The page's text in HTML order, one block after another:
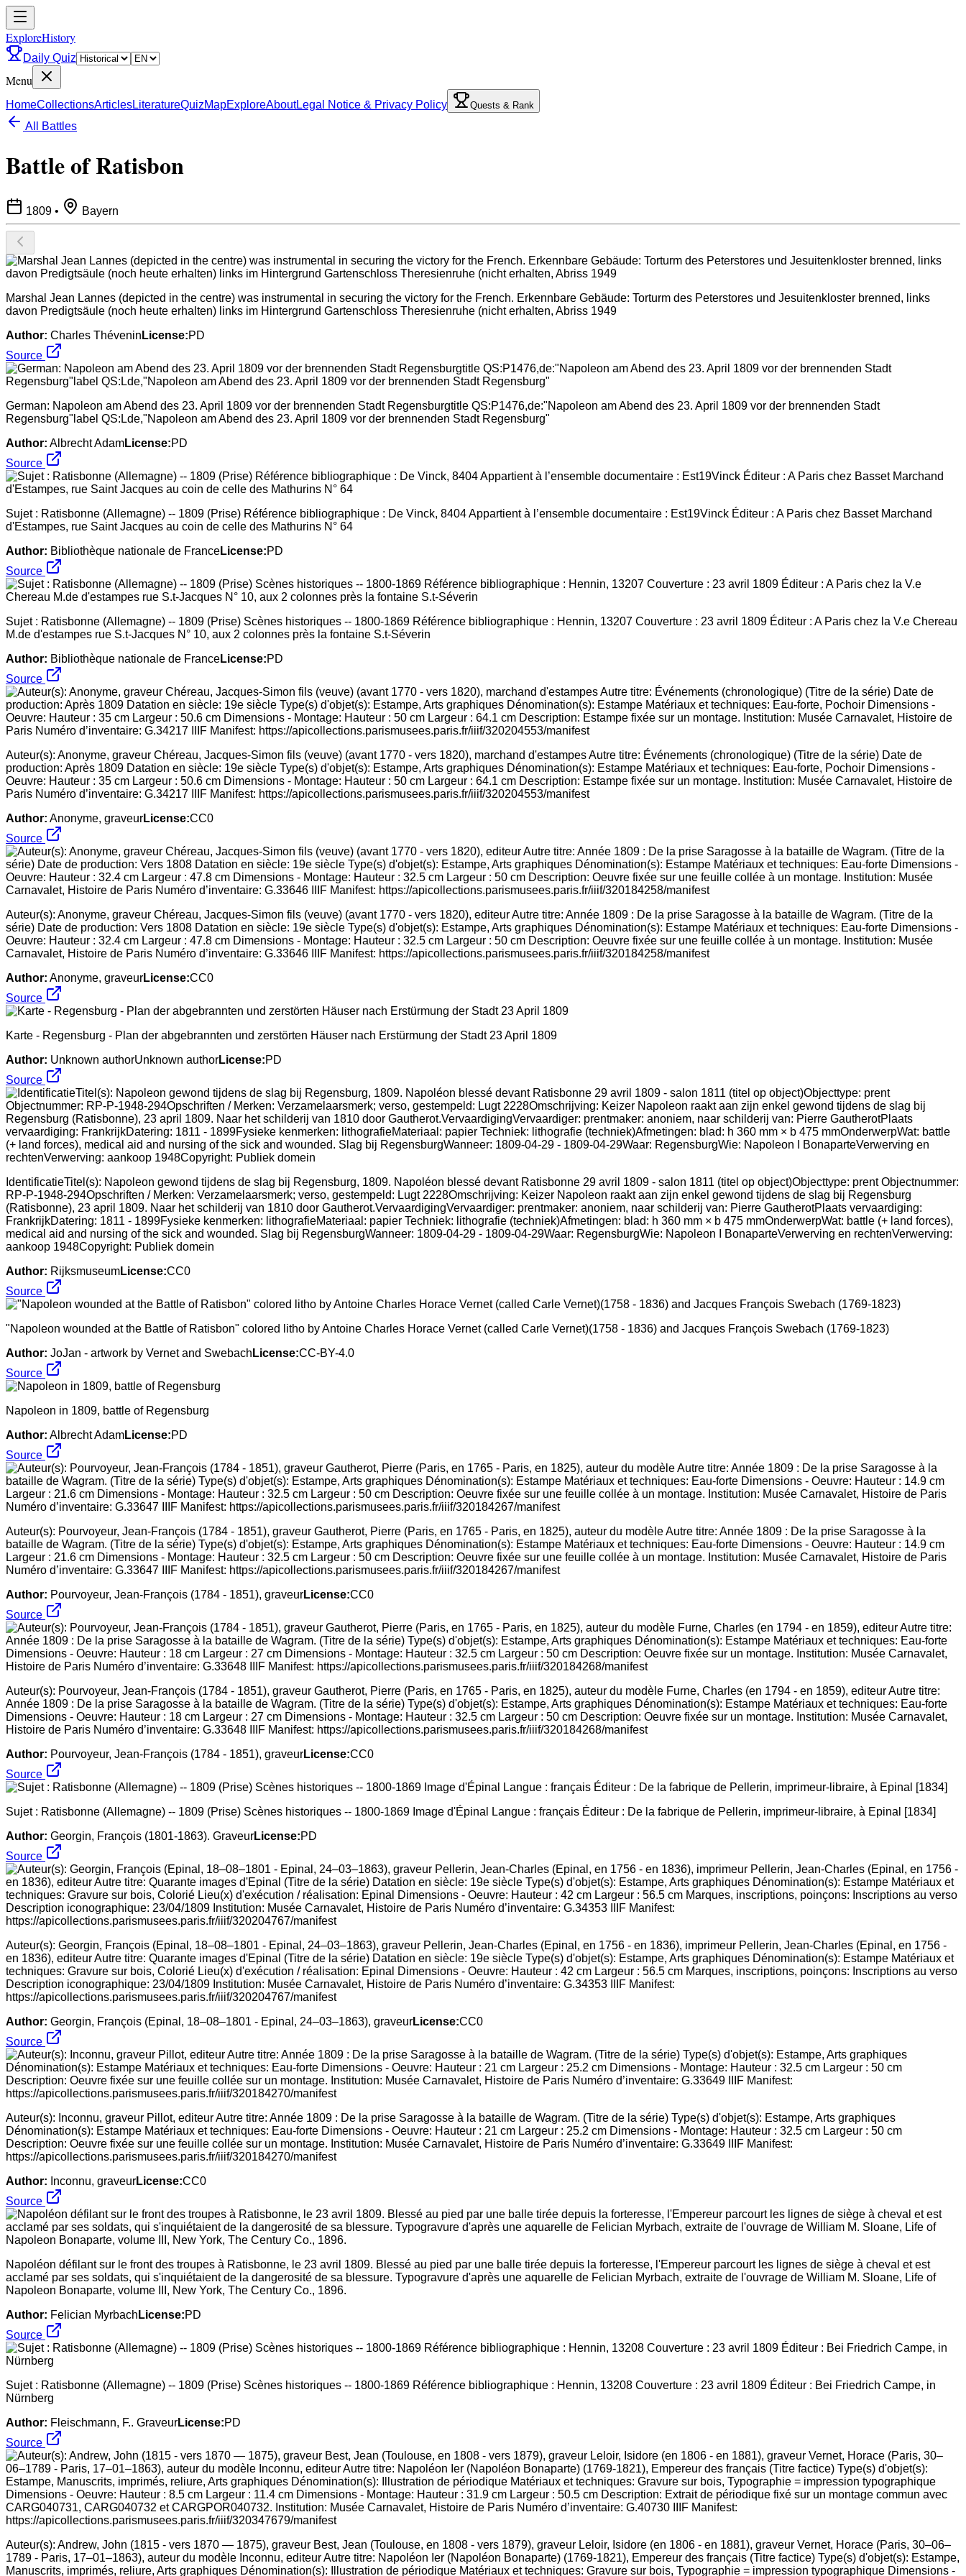
ExploreHistory
Daily Quiz
Menu
HomeCollectionsArticlesLiteratureQuizMapExploreAboutLegal Notice & Privacy Policy Quests & Rank
All Battles
Battle of Ratisbon
1809 • Bayern
Marshal Jean Lannes (depicted in the centre) was instrumental in securing the victory for the French. Erkennbare Gebäude: Torturm des Peterstores und Jesuitenkloster brenned, links
davon Predigtsäule (noch heute erhalten) links im Hintergrund Gartenschloss Theresienruhe (nicht erhalten, Abriss 1949
Author: Charles Thévenin License:PD
Source
German: Napoleon am Abend des 23. April 1809 vor der brennenden Stadt Regensburgtitle QS:P1476,de:"Napoleon am Abend des 23. April 1809 vor der brennenden Stadt
Regensburg"label QS:Lde,"Napoleon am Abend des 23. April 1809 vor der brennenden Stadt Regensburg"
Author: Albrecht AdamLicense:PD
Source
Sujet : Ratisbonne (Allemagne) -- 1809 (Prise) Référence bibliographique : De Vinck, 8404 Appartient à l’ensemble documentaire : Est19Vinck Éditeur : A Paris chez Basset Marchand
d'Estampes, rue Saint Jacques au coin de celle des Mathurins N° 64
Author: Bibliothèque nationale de FranceLicense:PD
Source
Sujet : Ratisbonne (Allemagne) -- 1809 (Prise) Scènes historiques -- 1800-1869 Référence bibliographique : Hennin, 13207 Couverture : 23 avril 1809 Éditeur : A Paris chez la V.e Chereau
M.de d'estampes rue S.t-Jacques N° 10, aux 2 colonnes près la fontaine S.t-Séverin
Author: Bibliothèque nationale de FranceLicense:PD
Source
Auteur(s): Anonyme, graveur Chéreau, Jacques-Simon fils (veuve) (avant 1770 - vers 1820), marchand d'estampes Autre titre: Événements (chronologique) (Titre de la série) Date de
production: Après 1809 Datation en siècle: 19e siècle Type(s) d'objet(s): Estampe, Arts graphiques Dénomination(s): Estampe Matériaux et techniques: Eau-forte, Pochoir Dimensions -
Oeuvre: Hauteur : 35 cm Largeur : 50.6 cm Dimensions - Montage: Hauteur : 50 cm Largeur : 64.1 cm Description: Estampe fixée sur un montage. Institution: Musée Carnavalet, Histoire de
Paris Numéro d’inventaire: G.34217 IIIF Manifest: https://apicollections.parismusees.paris.fr/iiif/320204553/manifest
Author: Anonyme, graveurLicense:CC0
Source
Auteur(s): Anonyme, graveur Chéreau, Jacques-Simon fils (veuve) (avant 1770 - vers 1820), editeur Autre titre: Année 1809 : De la prise Saragosse à la bataille de Wagram. (Titre de la
série) Date de production: Vers 1808 Datation en siècle: 19e siècle Type(s) d'objet(s): Estampe, Arts graphiques Dénomination(s): Estampe Matériaux et techniques: Eau-forte Dimensions -
Oeuvre: Hauteur : 32.4 cm Largeur : 47.8 cm Dimensions - Montage: Hauteur : 32.5 cm Largeur : 50 cm Description: Oeuvre fixée sur une feuille collée à un montage. Institution: Musée
Carnavalet, Histoire de Paris Numéro d’inventaire: G.33646 IIIF Manifest: https://apicollections.parismusees.paris.fr/iiif/320184258/manifest
Author: Anonyme, graveurLicense:CC0
Source
Karte - Regensburg - Plan der abgebrannten und zerstörten Häuser nach Erstürmung der Stadt 23 April 1809
Author: Unknown authorUnknown authorLicense:PD
Source
IdentificatieTitel(s): Napoleon gewond tijdens de slag bij Regensburg, 1809. Napoléon blessé devant Ratisbonne 29 avril 1809 - salon 1811 (titel op object)Objecttype: prent Objectnummer:
RP-P-1948-294Opschriften / Merken: Verzamelaarsmerk; verso, gestempeld: Lugt 2228Omschrijving: Keizer Napoleon raakt aan zijn enkel gewond tijdens de slag bij Regensburg
(Ratisbonne), 23 april 1809. Naar het schilderij van 1810 door Gautherot.VervaardigingVervaardiger: prentmaker: anoniem, naar schilderij van: Pierre GautherotPlaats vervaardiging:
FrankrijkDatering: 1811 - 1899Fysieke kenmerken: lithografieMateriaal: papier Techniek: lithografie (techniek)Afmetingen: blad: h 360 mm × b 475 mmOnderwerpWat: battle (+ land forces),
medical aid and nursing of the sick and wounded. Slag bij RegensburgWanneer: 1809-04-29 - 1809-04-29Waar: RegensburgWie: Napoleon I BonaparteVerwerving en rechtenVerwerving:
aankoop 1948Copyright: Publiek domein
Author: RijksmuseumLicense:CC0
Source
"Napoleon wounded at the Battle of Ratisbon" colored litho by Antoine Charles Horace Vernet (called Carle Vernet)(1758 - 1836) and Jacques François Swebach (1769-1823)
Author: JoJan - artwork by Vernet and Swebach License:CC-BY-4.0
Source
Napoleon in 1809, battle of Regensburg
Author: Albrecht AdamLicense:PD
Source
Auteur(s): Pourvoyeur, Jean-François (1784 - 1851), graveur Gautherot, Pierre (Paris, en 1765 - Paris, en 1825), auteur du modèle Autre titre: Année 1809 : De la prise Saragosse à la
bataille de Wagram. (Titre de la série) Type(s) d'objet(s): Estampe, Arts graphiques Dénomination(s): Estampe Matériaux et techniques: Eau-forte Dimensions - Oeuvre: Hauteur : 14.9 cm
Largeur : 21.6 cm Dimensions - Montage: Hauteur : 32.5 cm Largeur : 50 cm Description: Oeuvre fixée sur une feuille collée à un montage. Institution: Musée Carnavalet, Histoire de Paris
Numéro d’inventaire: G.33647 IIIF Manifest: https://apicollections.parismusees.paris.fr/iiif/320184267/manifest
Author: Pourvoyeur, Jean-François (1784 - 1851), graveurLicense:CC0
Source
Auteur(s): Pourvoyeur, Jean-François (1784 - 1851), graveur Gautherot, Pierre (Paris, en 1765 - Paris, en 1825), auteur du modèle Furne, Charles (en 1794 - en 1859), editeur Autre titre:
Année 1809 : De la prise Saragosse à la bataille de Wagram. (Titre de la série) Type(s) d'objet(s): Estampe, Arts graphiques Dénomination(s): Estampe Matériaux et techniques: Eau-forte
Dimensions - Oeuvre: Hauteur : 18 cm Largeur : 27 cm Dimensions - Montage: Hauteur : 32.5 cm Largeur : 50 cm Description: Oeuvre fixée sur un montage. Institution: Musée Carnavalet,
Histoire de Paris Numéro d’inventaire: G.33648 IIIF Manifest: https://apicollections.parismusees.paris.fr/iiif/320184268/manifest
Author: Pourvoyeur, Jean-François (1784 - 1851), graveurLicense:CC0
Source
Sujet : Ratisbonne (Allemagne) -- 1809 (Prise) Scènes historiques -- 1800-1869 Image d'Épinal Langue : français Éditeur : De la fabrique de Pellerin, imprimeur-libraire, à Epinal [1834]
Author: Georgin, François (1801-1863). GraveurLicense:PD
Source
Auteur(s): Georgin, François (Epinal, 18–08–1801 - Epinal, 24–03–1863), graveur Pellerin, Jean-Charles (Epinal, en 1756 - en 1836), imprimeur Pellerin, Jean-Charles (Epinal, en 1756 -
en 1836), editeur Autre titre: Quarante images d'Epinal (Titre de la série) Datation en siècle: 19e siècle Type(s) d'objet(s): Estampe, Arts graphiques Dénomination(s): Estampe Matériaux et
techniques: Gravure sur bois, Colorié Lieu(x) d'exécution / réalisation: Epinal Dimensions - Oeuvre: Hauteur : 42 cm Largeur : 56.5 cm Marques, inscriptions, poinçons: Inscriptions au verso
Description iconographique: 23/04/1809 Institution: Musée Carnavalet, Histoire de Paris Numéro d’inventaire: G.34353 IIIF Manifest:
https://apicollections.parismusees.paris.fr/iiif/320204767/manifest
Author: Georgin, François (Epinal, 18–08–1801 - Epinal, 24–03–1863), graveurLicense:CC0
Source
Auteur(s): Inconnu, graveur Pillot, editeur Autre titre: Année 1809 : De la prise Saragosse à la bataille de Wagram. (Titre de la série) Type(s) d'objet(s): Estampe, Arts graphiques
Dénomination(s): Estampe Matériaux et techniques: Eau-forte Dimensions - Oeuvre: Hauteur : 21 cm Largeur : 25.2 cm Dimensions - Montage: Hauteur : 32.5 cm Largeur : 50 cm
Description: Oeuvre fixée sur une feuille collée sur un montage. Institution: Musée Carnavalet, Histoire de Paris Numéro d’inventaire: G.33649 IIIF Manifest:
https://apicollections.parismusees.paris.fr/iiif/320184270/manifest
Author: Inconnu, graveurLicense:CC0
Source
Napoléon défilant sur le front des troupes à Ratisbonne, le 23 avril 1809. Blessé au pied par une balle tirée depuis la forteresse, l'Empereur parcourt les lignes de siège à cheval et est
acclamé par ses soldats, qui s'inquiétaient de la dangerosité de sa blessure. Typogravure d'après une aquarelle de Felician Myrbach, extraite de l'ouvrage de William M. Sloane, Life of
Napoleon Bonaparte, volume III, New York, The Century Co., 1896.
Author: Felician Myrbach License:PD
Source
Sujet : Ratisbonne (Allemagne) -- 1809 (Prise) Scènes historiques -- 1800-1869 Référence bibliographique : Hennin, 13208 Couverture : 23 avril 1809 Éditeur : Bei Friedrich Campe, in
Nürnberg
Author: Fleischmann, F.. GraveurLicense:PD
Source
Auteur(s): Andrew, John (1815 - vers 1870 — 1875), graveur Best, Jean (Toulouse, en 1808 - vers 1879), graveur Leloir, Isidore (en 1806 - en 1881), graveur Vernet, Horace (Paris, 30–06–
1789 - Paris, 17–01–1863), auteur du modèle Inconnu, editeur Autre titre: Napoléon Ier (Napoléon Bonaparte) (1769-1821), Empereur des français (Titre factice) Type(s) d'objet(s): Estampe,
Manuscrits, imprimés, reliure, Arts graphiques Dénomination(s): Illustration de périodique Matériaux et techniques: Gravure sur bois, Typographie = impression typographique Dimensions -